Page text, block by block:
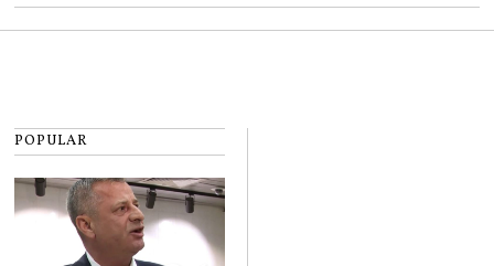
POPULAR